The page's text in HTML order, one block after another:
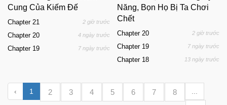
Cung Của Kiếm Đế
Chapter 21 2 giờ trước
Chapter 20 4 ngày trước
Chapter 19 7 ngày trước
Năng, Bọn Họ Bị Ta Chơi
Chết
Chapter 20 2 giờ trước
Chapter 19 7 ngày trước
Chapter 18 13 ngày trước
‹ 1 2 3 4 5 6 7 8